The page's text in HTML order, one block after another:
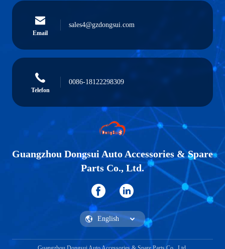
Email
sales4@gzdongsui.com
Telefon
0086-18122298309
Guangzhou Dongsui Auto Accessories & Spare
Parts Co., Ltd.